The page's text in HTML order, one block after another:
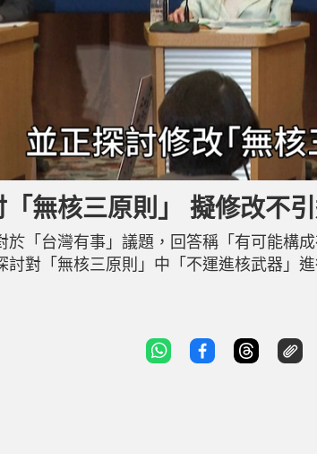
o
d
e
d
:
4
0
3
無核三原則」 擬修改不
於「台灣有事」議題，回答稱「有可能構
討對「無核三原則」中「不運進核武器」
無核三原則中「不運進核武器」進行修改
。 相關新聞：斬首論︱外交部點名斥高市